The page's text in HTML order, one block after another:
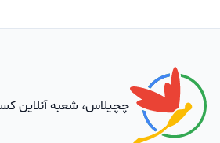
چچیلاس، شعبه آنلاین